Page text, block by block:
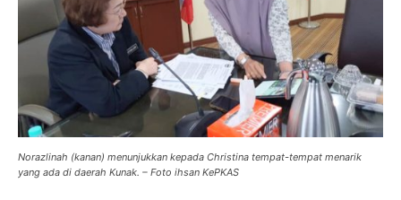
Norazlinah (kanan) menunjukkan kepada Christina tempat-tempat menarik
yang ada di daerah Kunak. – Foto ihsan KePKAS